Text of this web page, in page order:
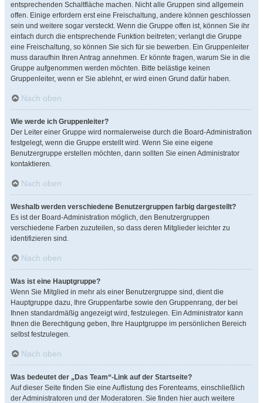
entsprechenden Schaltfläche machen. Nicht alle Gruppen sind allgemein
offen. Einige erfordern erst eine Freischaltung, andere können geschlossen
sein und weitere sogar versteckt. Wenn die Gruppe offen ist, können Sie ihr
einfach durch die entsprechende Funktion beitreten; verlangt die Gruppe
eine Freischaltung, so können Sie sich für sie bewerben. Ein Gruppenleiter
muss daraufhin Ihren Antrag annehmen. Er könnte fragen, warum Sie in die
Gruppe aufgenommen werden möchten. Bitte belästige keinen
Gruppenleiter, wenn er Sie ablehnt, er wird einen Grund dafür haben.
Nach oben
Wie werde ich Gruppenleiter?
Der Leiter einer Gruppe wird normalerweise durch die Board-Administration
festgelegt, wenn die Gruppe erstellt wird. Wenn Sie eine eigene
Benutzergruppe erstellen möchten, dann sollten Sie einen Administrator
kontaktieren.
Nach oben
Weshalb werden verschiedene Benutzergruppen farbig dargestellt?
Es ist der Board-Administration möglich, den Benutzergruppen
verschiedene Farben zuzuteilen, so dass deren Mitglieder leichter zu
identifizieren sind.
Nach oben
Was ist eine Hauptgruppe?
Wenn Sie Mitglied in mehr als einer Benutzergruppe sind, dient die
Hauptgruppe dazu, Ihre Gruppenfarbe sowie den Gruppenrang, der bei
Ihnen standardmäßig angezeigt wird, festzulegen. Ein Administrator kann
Ihnen die Berechtigung geben, Ihre Hauptgruppe im persönlichen Bereich
selbst festzulegen.
Nach oben
Was bedeutet der „Das Team“-Link auf der Startseite?
Auf dieser Seite finden Sie eine Auflistung des Forenteams, einschließlich
der Administratoren und der Moderatoren. Sie finden hier auch weitere